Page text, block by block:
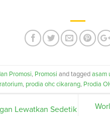
Promosi, Promosi and taggedasam
, prodia ohc cikarang, Prodia
Lewatkan Sedetik